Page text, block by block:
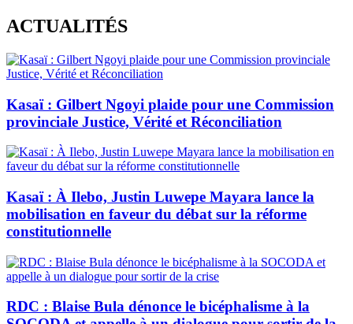
Skip
to
content
ACTUALITÉS
Kasaï : Gilbert Ngoyi plaide pour une Commission
provinciale Justice, Vérité et Réconciliation
Kasaï : À Ilebo, Justin Luwepe Mayara lance la
mobilisation en faveur du débat sur la réforme
constitutionnelle
RDC : Blaise Bula dénonce le bicéphalisme à la